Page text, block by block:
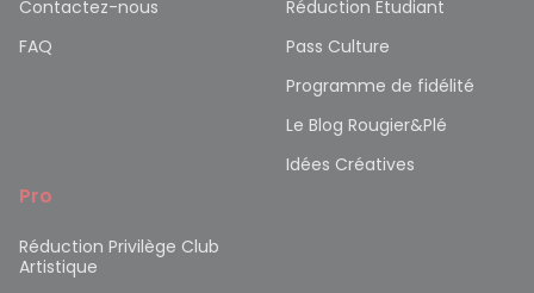
Contactez-nous
FAQ
Réduction Etudiant
Pass Culture
Programme de fidélité
Le Blog Rougier&Plé
Idées Créatives
Pro
Réduction Privilège Club
Artistique